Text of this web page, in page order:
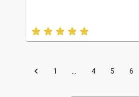
1 … 4 5 6